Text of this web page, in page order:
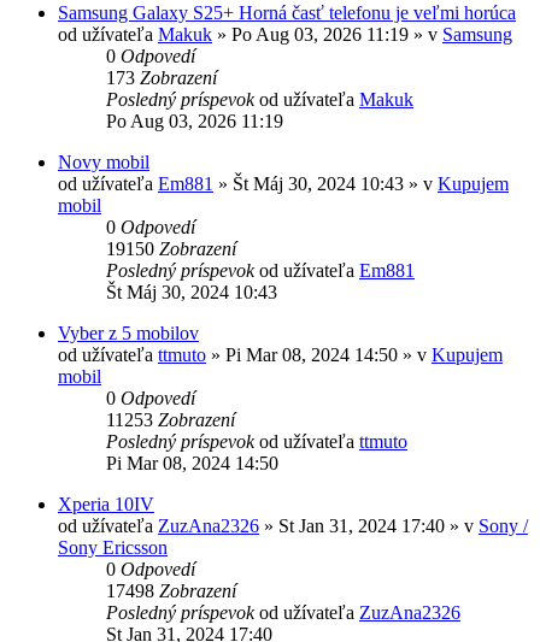
Samsung Galaxy S25+ Horná časť telefonu je veľmi horúca
od užívateľa Makuk » Po Aug 03, 2026 11:19 » v Samsung
0 Odpovedí
173 Zobrazení
Posledný príspevokod užívateľa Makuk
Po Aug 03, 2026 11:19
Novy mobil
od užívateľa Em881 » Št Máj 30, 2024 10:43 » v Kupujem
mobil
0 Odpovedí
19150 Zobrazení
Posledný príspevokod užívateľa Em881
Št Máj 30, 2024 10:43
Vyber z 5 mobilov
od užívateľa ttmuto » Pi Mar 08, 2024 14:50 » v Kupujem
mobil
0 Odpovedí
11253 Zobrazení
Posledný príspevokod užívateľa ttmuto
Pi Mar 08, 2024 14:50
Xperia 10IV
od užívateľa ZuzAna2326 » St Jan 31, 2024 17:40 » v Sony /
Sony Ericsson
0 Odpovedí
17498 Zobrazení
Posledný príspevokod užívateľa ZuzAna2326
St Jan 31, 2024 17:40